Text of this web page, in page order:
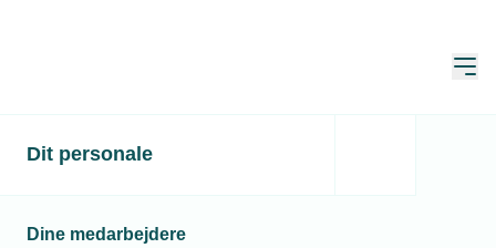
Dit personale
Dine medarbejdere
TEKNIQ Netværk og aktiviteter